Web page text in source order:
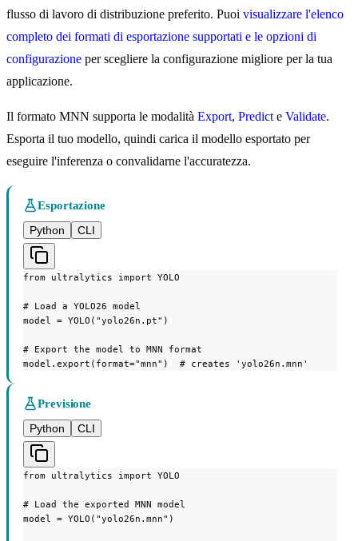
flusso di lavoro di distribuzione preferito. Puoi visualizzare l'elenco
completo dei formati di esportazione supportati e le opzioni di
configurazione per scegliere la configurazione migliore per la tua
applicazione.
Il formato MNN supporta le modalità Export, Predict e Validate.
Esporta il tuo modello, quindi carica il modello esportato per
eseguire l'inferenza o convalidarne l'accuratezza.
Esportazione
Python
CLI
from ultralytics import YOLO
# Load a YOLO26 model
model = YOLO("yolo26n.pt")
# Export the model to MNN format
model.export(format="mnn")  # creates 'yolo26n.mnn'
Previsione
Python
CLI
from ultralytics import YOLO
# Load the exported MNN model
model = YOLO("yolo26n.mnn")